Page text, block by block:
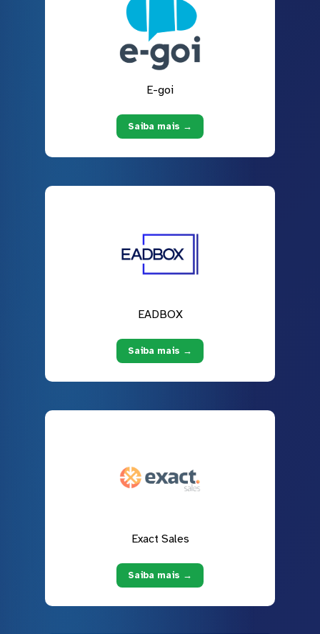
E-goi
Saiba mais →
EADBOX
Saiba mais →
Exact Sales
Saiba mais →